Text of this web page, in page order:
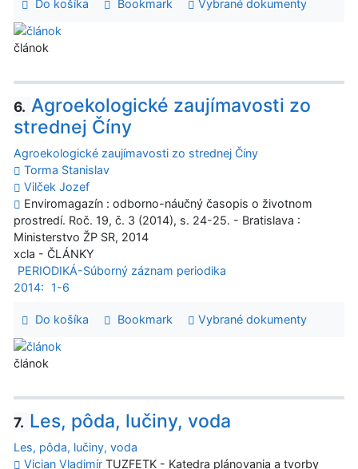
Do košíka Bookmark Vybrané dokumenty
článok
6. Agroekologické zaujímavosti zo
strednej Číny
Agroekologické zaujímavosti zo strednej Číny
Torma Stanislav
Vilček Jozef
Enviromagazín : odborno-náučný časopis o životnom
prostredí. Roč. 19, č. 3 (2014), s. 24-25. - Bratislava :
Ministerstvo ŽP SR, 2014
xcla - ČLÁNKY
PERIODIKÁ-Súborný záznam periodika
2014:
1-6
Do košíka Bookmark Vybrané dokumenty
článok
7. Les, pôda, lučiny, voda
Les, pôda, lučiny, voda
Vician Vladimír TUZFETK - Katedra plánovania a tvorby